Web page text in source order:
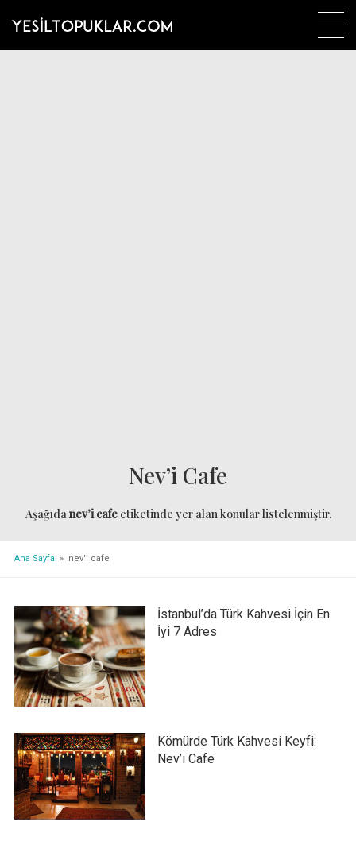
Nev’i Cafe
Aşağıdanev’i cafeetiketinde yer alan konular listelenmiştir.
Ana Sayfa » nev'i cafe
İstanbul’da Türk Kahvesi İçin En
İyi 7 Adres
Kömürde Türk Kahvesi Keyfi:
Nev’i Cafe